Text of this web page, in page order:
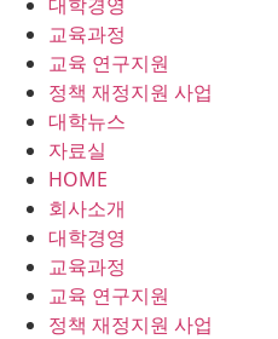
교육과정
교육 연구지원
정책 재정지원 사업
대학뉴스
자료실
HOME
회사소개
대학경영
교육과정
교육 연구지원
정책 재정지원 사업